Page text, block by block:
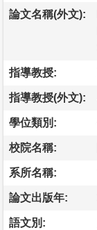
論文名稱(外文):
指導教授:
指導教授(外文):
學位類別:
校院名稱:
系所名稱:
論文出版年:
語文別: